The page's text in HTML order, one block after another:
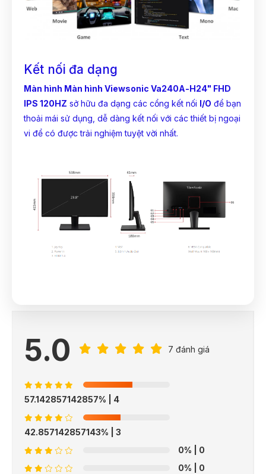
Kết nối đa dạng
Màn hình Màn hình Viewsonic Va240A-H24" FHD
IPS 120HZ sở hữu đa dạng các cổng kết nối I/O để bạn
thoải mái sử dụng, dễ dàng kết nối với các thiết bị ngoại
vi để có được trải nghiệm tuyệt vời nhất.
5.0 7 đánh giá
57.142857142857% | 4
42.857142857143% | 3
0% | 0
0% | 0